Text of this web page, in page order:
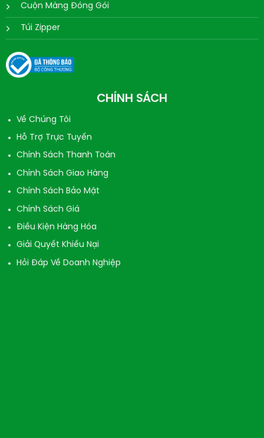
Cuộn Màng Đóng Gói
Túi Zipper
CHÍNH SÁCH
Về Chúng Tôi
Hỗ Trợ Trực Tuyến
Chính Sách Thanh Toán
Chính Sách Giao Hàng
Chính Sách Bảo Mật
Chính Sách Giá
Điều Kiện Hàng Hóa
Giải Quyết Khiếu Nại
Hỏi Đáp Về Doanh Nghiệp